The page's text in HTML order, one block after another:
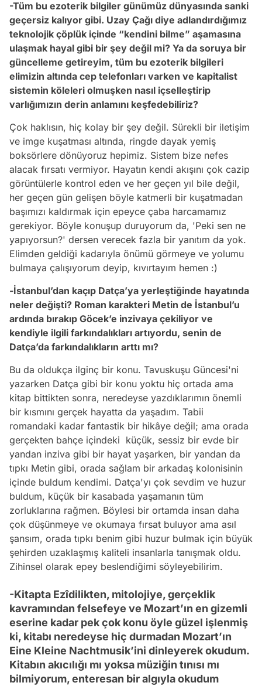
-Tüm bu ezoterik bilgiler günümüz dünyasında sanki
geçersiz kalıyor gibi. Uzay Çağı diye adlandırdığımız
teknolojik çöplük içinde “kendini bilme” aşamasına
ulaşmak hayal gibi bir şey değil mi? Ya da soruya bir
güncelleme getireyim, tüm bu ezoterik bilgileri
elimizin altında cep telefonları varken ve kapitalist
sistemin köleleri olmuşken nasıl içselleştirip
varlığımızın derin anlamını keşfedebiliriz?
Çok haklısın, hiç kolay bir şey değil. Sürekli bir iletişim
ve imge kuşatması altında, ringde dayak yemiş
boksörlere dönüyoruz hepimiz. Sistem bize nefes
alacak fırsatı vermiyor. Hayatın kendi akışını çok cazip
görüntülerle kontrol eden ve her geçen yıl bile değil,
her geçen gün gelişen böyle katmerli bir kuşatmadan
başımızı kaldırmak için epeyce çaba harcamamız
gerekiyor. Böyle konuşup duruyorum da, 'Peki sen ne
yapıyorsun?' dersen verecek fazla bir yanıtım da yok.
Elimden geldiği kadarıyla önümü görmeye ve yolumu
bulmaya çalışıyorum deyip, kıvırtayım hemen :)
-İstanbul’dan kaçıp Datça’ya yerleştiğinde hayatında
neler değişti? Roman karakteri Metin de İstanbul’u
ardında bırakıp Göcek’e inzivaya çekiliyor ve
kendiyle ilgili farkındalıkları artıyordu, senin de
Datça’da farkındalıkların arttı mı?
Bu da oldukça ilginç bir konu. Tavuskuşu Güncesi'ni
yazarken Datça gibi bir konu yoktu hiç ortada ama
kitap bittikten sonra, neredeyse yazdıklarımın önemli
bir kısmını gerçek hayatta da yaşadım. Tabii
romandaki kadar fantastik bir hikâye değil; ama orada
gerçekten bahçe içindeki küçük, sessiz bir evde bir
yandan inziva gibi bir hayat yaşarken, bir yandan da
tıpkı Metin gibi, orada sağlam bir arkadaş kolonisinin
içinde buldum kendimi. Datça'yı çok sevdim ve huzur
buldum, küçük bir kasabada yaşamanın tüm
zorluklarına rağmen. Böylesi bir ortamda insan daha
çok düşünmeye ve okumaya fırsat buluyor ama asıl
şansım, orada tıpkı benim gibi huzur bulmak için büyük
şehirden uzaklaşmış kaliteli insanlarla tanışmak oldu.
Zihinsel olarak epey beslendiğimi söyleyebilirim.
-Kitapta Ezîdilikten, mitolojiye, gerçeklik
kavramından felsefeye ve Mozart’ın en gizemli
eserine kadar pek çok konu öyle güzel işlenmiş
ki, kitabı neredeyse hiç durmadan Mozart’ın
Eine Kleine Nachtmusik’ini dinleyerek okudum.
Kitabın akıcılığı mı yoksa müziğin tınısı mı
bilmiyorum, enteresan bir algıyla okudum